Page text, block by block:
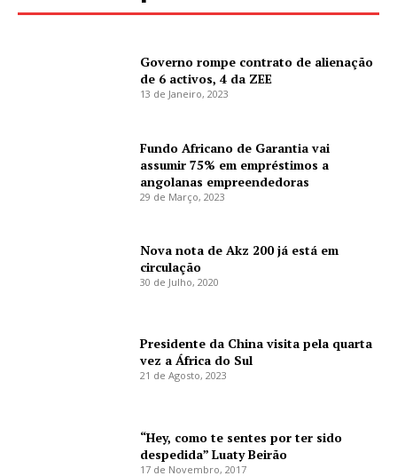
Governo rompe contrato de alienação
de 6 activos, 4 da ZEE
13 de Janeiro, 2023
Fundo Africano de Garantia vai
assumir 75% em empréstimos a
angolanas empreendedoras
29 de Março, 2023
Nova nota de Akz 200 já está em
circulação
30 de Julho, 2020
Presidente da China visita pela quarta
vez a África do Sul
21 de Agosto, 2023
“Hey, como te sentes por ter sido
despedida” Luaty Beirão
17 de Novembro, 2017